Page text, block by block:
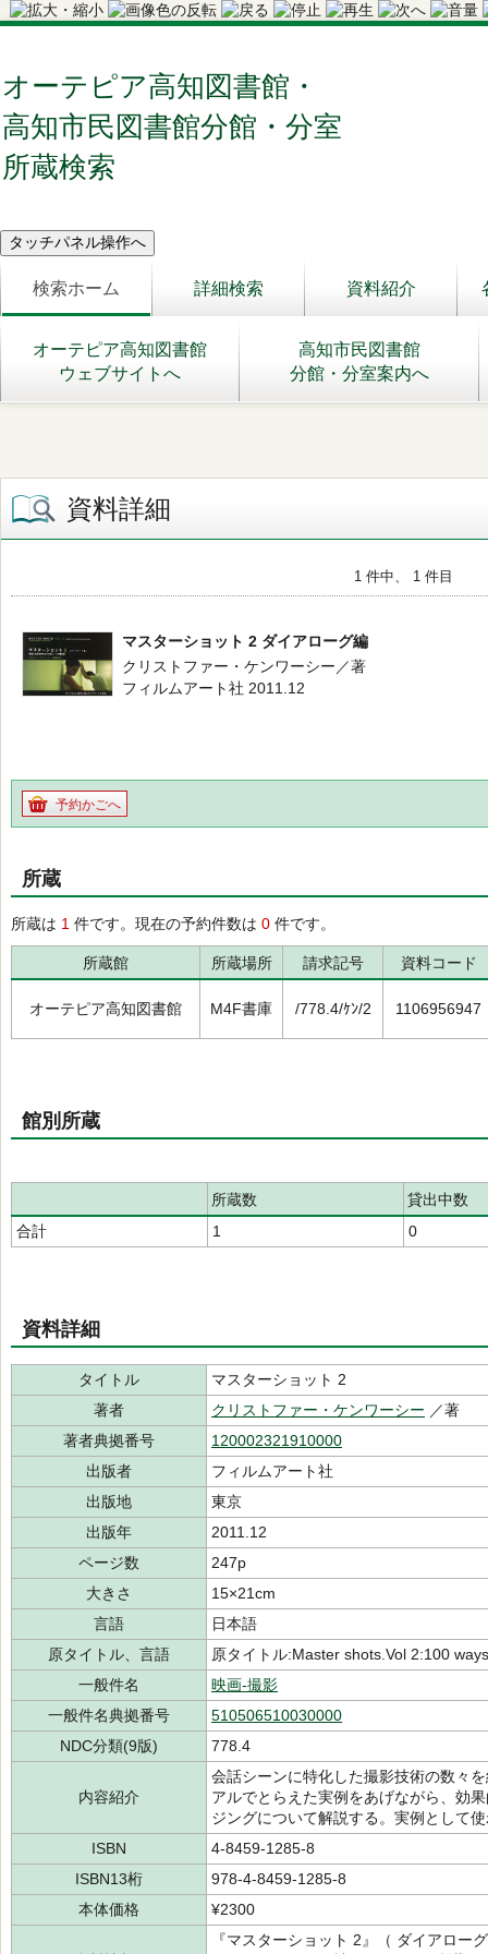
オーテピア高知図書館・
高知市民図書館分館・分室
所蔵検索
検索ホーム 詳細検索 資料紹介
オーテピア高知図書館
ウェブサイトへ
高知市民図書館
分館・分室案内へ
資料詳細
1 件中、 1 件目
マスターショット 2 ダイアローグ編
クリストファー・ケンワーシー／著
フィルムアート社 2011.12
予約かごへ
所蔵
所蔵は 1 件です。現在の予約件数は 0 件です。
所蔵館 所蔵場所 請求記号 資料コード
オーテピア高知図書館 M4F書庫 /778.4/ｹﾝ/2 1106956947
館別所蔵
所蔵数
貸出中数
合計
1 0
資料詳細
タイトル
マスターショット 2
著者
クリストファー・ケンワーシー ／著
著者典拠番号
120002321910000
出版者
フィルムアート社
出版地
東京
出版年
2011.12
ページ数
247p
大きさ
15×21cm
言語
日本語
原タイトル、言語
原タイトル:Master shots.Vol 2:100
一般件名
映画-撮影
一般件名典拠番号
510506510030000
NDC分類(9版)
778.4
内容紹介
会話シーンに特化した撮影技術の数々
アルでとらえた実例をあげながら、効
ジングについて解説する。実例として
ISBN
4-8459-1285-8
ISBN13桁
978-4-8459-1285-8
本体価格
¥2300
『マスターショット 2』（ ダイアロ